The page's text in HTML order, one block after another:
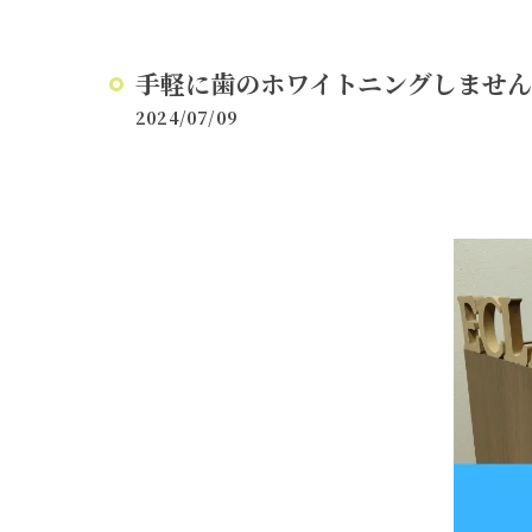
手軽に歯のホワイトニングしませ
2024/07/09